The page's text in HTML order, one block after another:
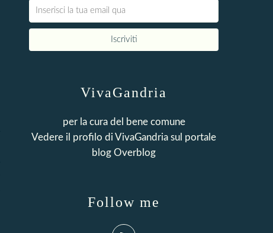
VivaGandria
per la cura del bene comune
Vedere il profilo di VivaGandria sul portale
blog Overblog
Follow me